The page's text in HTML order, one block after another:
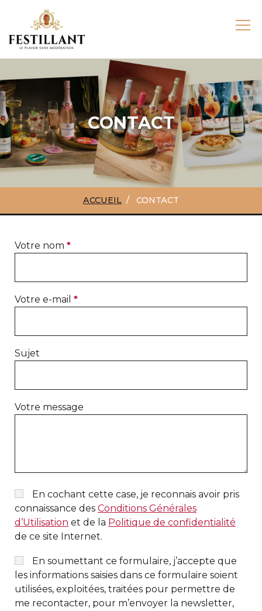
CONTACT
ACCUEIL CONTACT
Votre nom *
Votre e-mail *
Sujet
Votre message
En cochant cette case, je reconnais avoir pris
connaissance des Conditions Générales
d’Utilisation et de la Politique de confidentialité
de ce site Internet.
En soumettant ce formulaire, j’accepte que
les informations saisies dans ce formulaire soient
utilisées, exploitées, traitées pour permettre de
me recontacter, pour m’envoyer la newsletter,